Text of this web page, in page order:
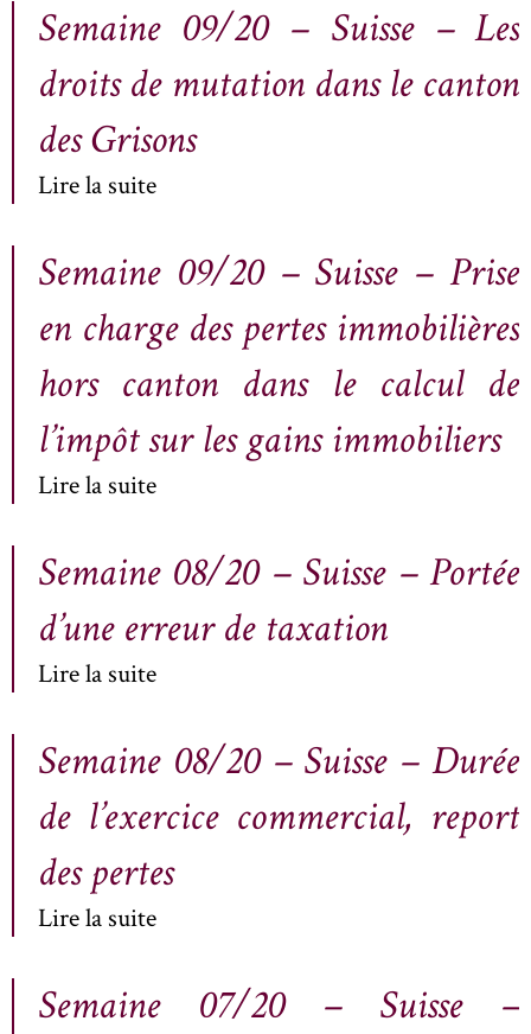
Semaine 09/20 – Suisse – Les
droits de mutation dans le canton
des Grisons
Lire la suite
Semaine 09/20 – Suisse – Prise
en charge des pertes immobilières
hors canton dans le calcul de
l’impôt sur les gains immobiliers
Lire la suite
Semaine 08/20 – Suisse – Portée
d’une erreur de taxation
Lire la suite
Semaine 08/20 – Suisse – Durée
de l’exercice commercial, report
des pertes
Lire la suite
Semaine 07/20 – Suisse –